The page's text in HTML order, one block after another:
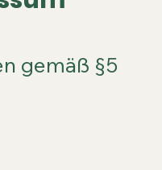
gemäß §5